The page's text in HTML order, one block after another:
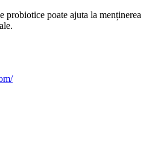
probiotice poate ajuta la menținerea